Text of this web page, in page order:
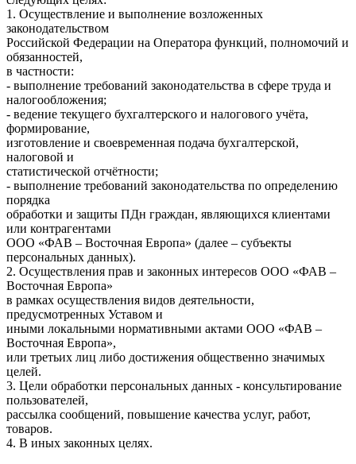
1. Осуществление и выполнение возложенных
законодательством
Российской Федерации на Оператора функций, полномочий и
обязанностей,
в частности:
- выполнение требований законодательства в сфере труда и
налогообложения;
- ведение текущего бухгалтерского и налогового учёта,
формирование,
изготовление и своевременная подача бухгалтерской,
налоговой и
статистической отчётности;
- выполнение требований законодательства по определению
порядка
обработки и защиты ПДн граждан, являющихся клиентами
или контрагентами
ООО «ФАВ – Восточная Европа» (далее – субъекты
персональных данных).
2. Осуществления прав и законных интересов ООО «ФАВ –
Восточная Европа»
в рамках осуществления видов деятельности,
предусмотренных Уставом и
иными локальными нормативными актами ООО «ФАВ –
Восточная Европа»,
или третьих лиц либо достижения общественно значимых
целей.
3. Цели обработки персональных данных - консультирование
пользователей,
рассылка сообщений, повышение качества услуг, работ,
товаров.
4. В иных законных целях.